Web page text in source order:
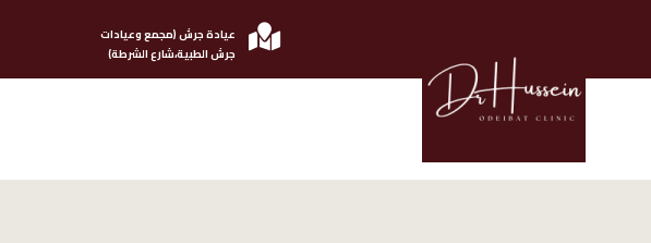
عيادة جرش (مجمع وعيادات
جرش الطبية،شارع الشرطة)
الدكتور حسين عضيبات استشاري امرض الجلدية والتناسلية